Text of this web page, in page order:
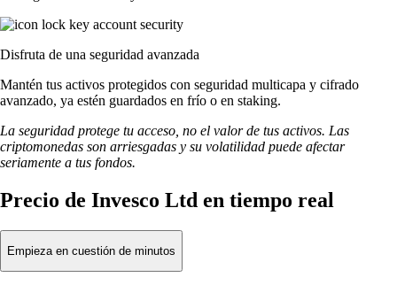
Disfruta de una seguridad avanzada
Mantén tus activos protegidos con seguridad multicapa y cifrado
avanzado, ya estén guardados en frío o en staking.
La seguridad protege tu acceso, no el valor de tus activos. Las
criptomonedas son arriesgadas y su volatilidad puede afectar
seriamente a tus fondos.
Precio de Invesco Ltd en tiempo real
Empieza en cuestión de minutos